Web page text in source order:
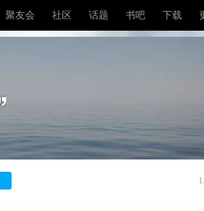
聚友会 社区 话题 书吧 下载